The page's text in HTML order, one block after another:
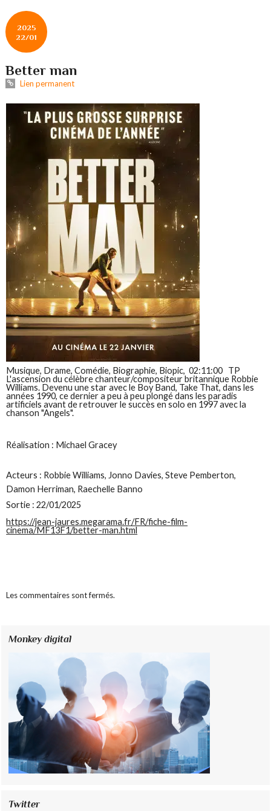
2025
22/01
Better man
Lien permanent
Musique, Drame, Comédie, Biographie, Biopic, 02:11:00 TP
L'ascension du célèbre chanteur/compositeur britannique Robbie
Williams. Devenu une star avec le Boy Band, Take That, dans les
années 1990, ce dernier a peu à peu plongé dans les paradis
artificiels avant de retrouver le succès en solo en 1997 avec la
chanson "Angels".
Réalisation : Michael Gracey
Acteurs : Robbie Williams, Jonno Davies, Steve Pemberton,
Damon Herriman, Raechelle Banno
Sortie : 22/01/2025
https://jean-jaures.megarama.fr/FR/fiche-film-
cinema/MF13F1/better-man.html
Les commentaires sont fermés.
Monkey digital
Twitter